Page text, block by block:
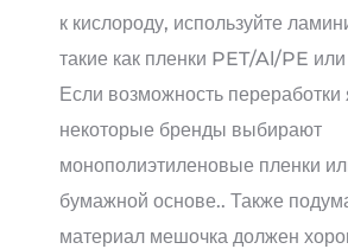
к кислороду, используйте
такие как пленки PET/Al/PE
Если возможность переработки
некоторые бренды выбирают
монополиэтиленовые пленки
бумажной основе.. Также
материал мешочка должен